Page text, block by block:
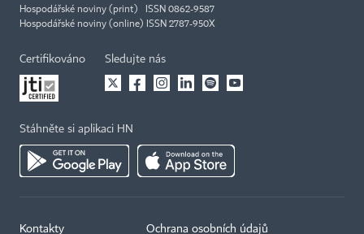
Hospodářské noviny (print) ISSN 0862-9587
Hospodářské noviny (online) ISSN 2787-950X
Certifikováno Sledujte nás
Stáhněte si aplikaci HN
Kontakty Ochrana osobních údajů